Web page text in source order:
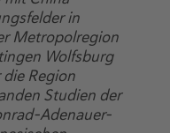
in
Metropolregion
Wolfsburg
Region
Studien der
Adenauer-